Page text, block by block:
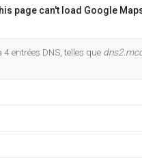
page can't load Google
entrées DNS, telles que